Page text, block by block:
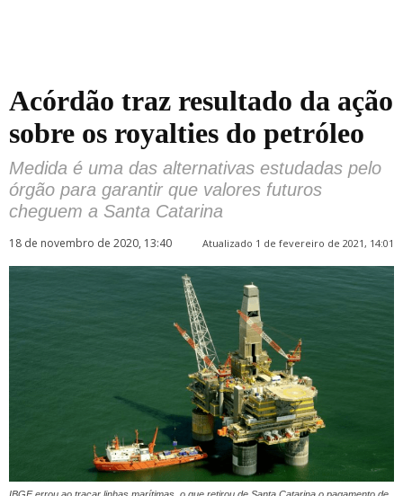
Acórdão traz resultado da ação
sobre os royalties do petróleo
Medida é uma das alternativas estudadas pelo
órgão para garantir que valores futuros
cheguem a Santa Catarina
18 de novembro de 2020, 13:40 Atualizado 1 de fevereiro de 2021, 14:01